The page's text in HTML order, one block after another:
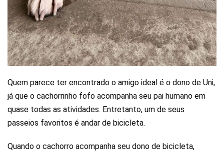
Quem parece ter encontrado o amigo ideal é o dono de Uni,
já que o cachorrinho fofo acompanha seu pai humano em
quase todas as atividades. Entretanto, um de seus
passeios favoritos é andar de bicicleta.
Quando o cachorro acompanha seu dono de bicicleta,